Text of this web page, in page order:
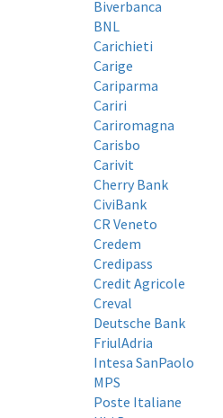
Biverbanca
BNL
Carichieti
Carige
Cariparma
Cariri
Cariromagna
Carisbo
Carivit
Cherry Bank
CiviBank
CR Veneto
Credem
Credipass
Credit Agricole
Creval
Deutsche Bank
FriulAdria
Intesa SanPaolo
MPS
Poste Italiane